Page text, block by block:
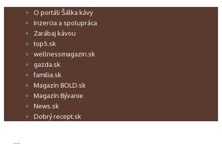
Preskočiť O portáli Šálka kávy
Inzercia a spolupráca
Zarábaj kávou
top5.sk
wellnessmagazin.sk
gazda.sk
familia.sk
Magazín BOLD.sk
Magazín Bývanie
News.sk
Dobrý recept.sk